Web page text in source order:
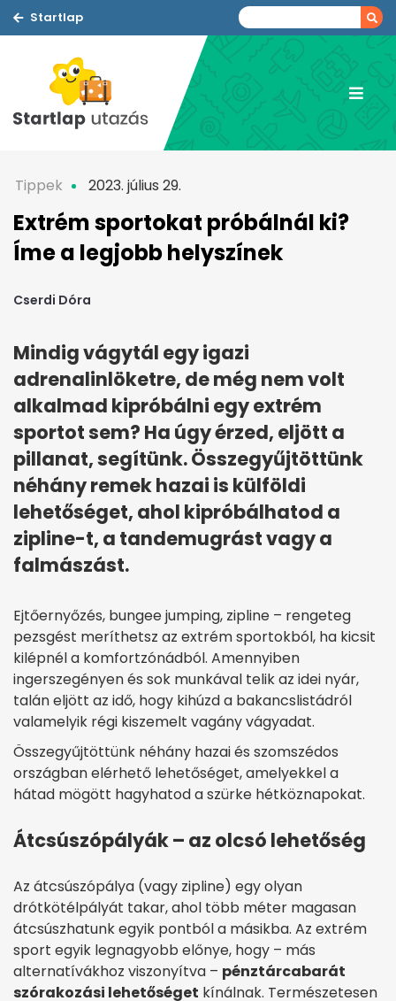
Startlap
Tippek 2023. július 29.
Extrém sportokat próbálnál ki?
Íme a legjobb helyszínek
Cserdi Dóra
Mindig vágytál egy igazi
adrenalinlöketre, de még nem volt
alkalmad kipróbálni egy extrém
sportot sem? Ha úgy érzed, eljött a
pillanat, segítünk. Összegyűjtöttünk
néhány remek hazai is külföldi
lehetőséget, ahol kipróbálhatod a
zipline-t, a tandemugrást vagy a
falmászást.
Ejtőernyőzés, bungee jumping, zipline – rengeteg
pezsgést meríthetsz az extrém sportokból, ha kicsit
kilépnél a komfortzónádból. Amennyiben
ingerszegényen és sok munkával telik az idei nyár,
talán eljött az idő, hogy kihúzd a bakancslistádról
valamelyik régi kiszemelt vagány vágyadat.
Összegyűjtöttünk néhány hazai és szomszédos
országban elérhető lehetőséget, amelyekkel a
hátad mögött hagyhatod a szürke hétköznapokat.
Átcsúszópályák – az olcsó lehetőség
Az átcsúszópálya (vagy zipline) egy olyan
drótkötélpályát takar, ahol több méter magasan
átcsúszhatunk egyik pontból a másikba. Az extrém
sport egyik legnagyobb előnye, hogy – más
alternatívákhoz viszonyítva – pénztárcabarát
szórakozási lehetőséget kínálnak. Természetesen